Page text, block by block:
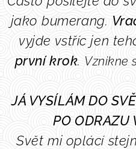
jako bumerang.
vyjde vstříc jen
první krok. Vznikne
JÁ VYSÍLÁM DO
PO ODRAZU
Svět mi oplácí